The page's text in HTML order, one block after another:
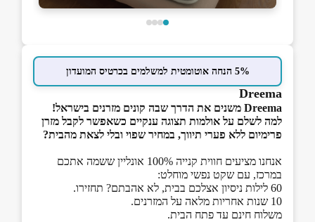
5% הנחה אוטומטית למשלמים בכרטיס המועדון
Dreema
Dreema משנים את הדרך שבה קונים מזרנים בישראל!
למה לשלם על אולמות תצוגה ענקיים כשאפשר לקבל מזרן
פרימיום ללא פערי תיווך, במחיר שפוי ובלי לצאת מהבית?
אנחנו מציעים חווית קנייה 100% אונליין ששמה אתכם
במרכז, עם שקט נפשי מוחלט:
60 לילות ניסיון אצלכם בבית, לא אהבתם? תחזירו.
10 שנות אחריות מלאה על המזרנים.
משלוח חינם עד פתח הבית.